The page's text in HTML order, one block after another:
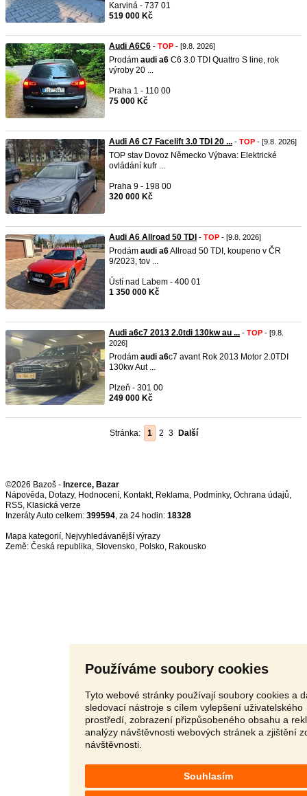
Používáme soubory cookies
Tyto webové stránky používají soubory cookies a
sledovací nástroje s cílem vylepšení uživatelského
prostředí, zobrazení přizpůsobeného obsahu a
analýzy návštěvnosti webových stránek a zjištění
návštěvnosti.
Souhlasím
Karviná - 737 01
519 000 Kč
Audi A6C6 - TOP - [9.8. 2026]
Prodám audi a6 C6 3.0 TDI Quattro S line, rok
výroby 20 ...
Praha 1 - 110 00
75 000 Kč
Audi A6 C7 Facelift 3.0 TDI 20 ... - TOP - [9.8. 2026]
TOP stav Dovoz Německo Výbava: Elektrické
ovládání kufr ...
Praha 9 - 198 00
320 000 Kč
Audi A6 Allroad 50 TDI - TOP - [9.8. 2026]
Prodám audi a6Allroad 50 TDI, koupeno v ČR
9/2023, tov ...
Ústí nad Labem - 400 01
1 350 000 Kč
Audi a6c7 2013 2.0tdi 130kw au ... - TOP - [9.8.
2026]
Prodám audi a6c7 avant Rok 2013 Motor 2.0TDI
130kw Aut ...
Plzeň - 301 00
249 000 Kč
Stránka: 1 2 3 Další
©2026 Bazoš - Inzerce, Bazar
Nápověda, Dotazy, Hodnocení, Kontakt, Reklama, Podmínky, Ochrana údajů,
RSS,
Inzeráty Auto celkem: 399594, za 24 hodin: 18328
Mapa kategorií, Nejvyhledávanější výrazy
Země: Česká republika, Slovensko, Polsko, Rakousko